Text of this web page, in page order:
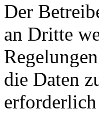
Der
an Dritte
die Daten